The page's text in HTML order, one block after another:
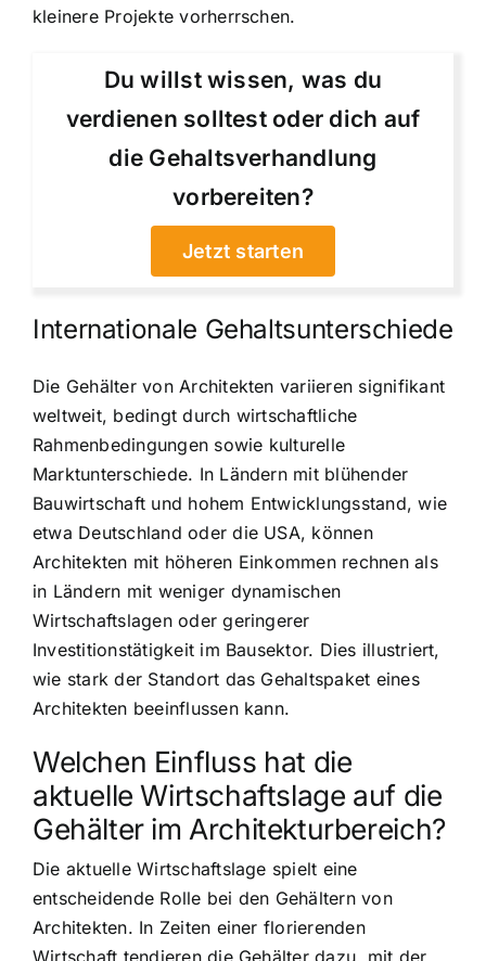
kleinere Projekte vorherrschen.
Du willst wissen, was du
verdienen solltest oder dich auf
die Gehaltsverhandlung
vorbereiten?
Jetzt starten
Internationale Gehaltsunterschiede
Die Gehälter von Architekten variieren signifikant
weltweit, bedingt durch wirtschaftliche
Rahmenbedingungen sowie kulturelle
Marktunterschiede. In Ländern mit blühender
Bauwirtschaft und hohem Entwicklungsstand, wie
etwa Deutschland oder die USA, können
Architekten mit höheren Einkommen rechnen als
in Ländern mit weniger dynamischen
Wirtschaftslagen oder geringerer
Investitionstätigkeit im Bausektor. Dies illustriert,
wie stark der Standort das Gehaltspaket eines
Architekten beeinflussen kann.
Welchen Einfluss hat die
aktuelle Wirtschaftslage auf die
Gehälter im Architekturbereich?
Die aktuelle Wirtschaftslage spielt eine
entscheidende Rolle bei den Gehältern von
Architekten. In Zeiten einer florierenden
Wirtschaft tendieren die Gehälter dazu, mit der